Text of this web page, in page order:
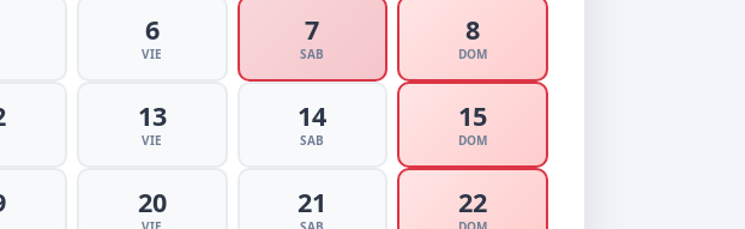
6
VIE
7
SAB
8
DOM
13
VIE
14
SAB
15
DOM
20 21 22